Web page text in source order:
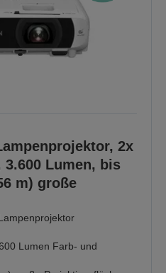
2x
3.600 Lumen, bis
m) große
Lumen Farb- und